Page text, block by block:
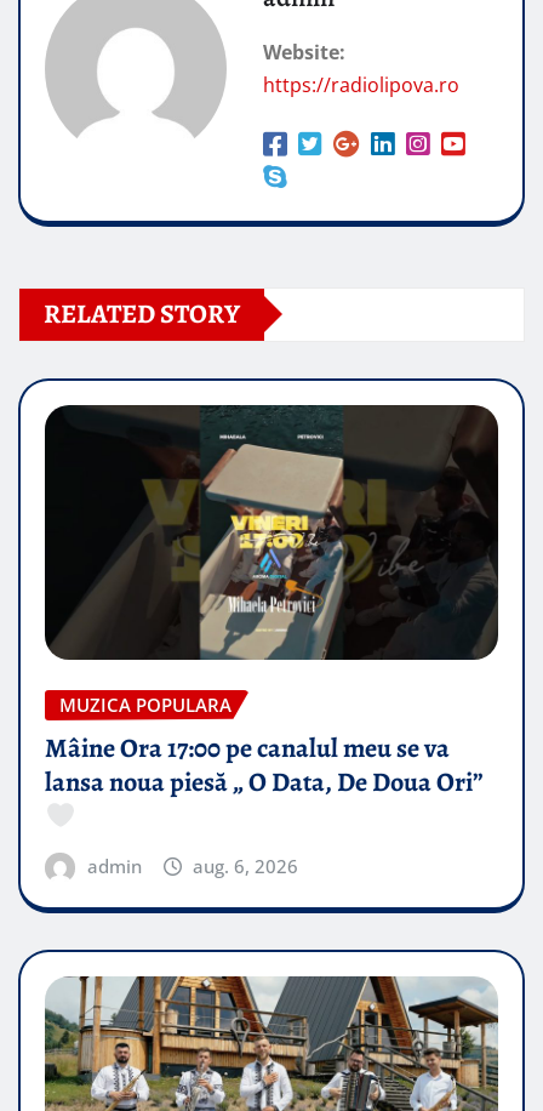
Website:
https://radiolipova.ro
RELATED STORY
MUZICA POPULARA
Mâine Ora 17:00 pe canalul meu se va
lansa noua piesă „ O Data, De Doua Ori”
admin aug. 6, 2026